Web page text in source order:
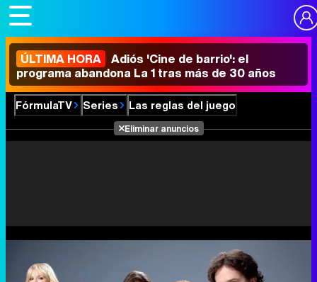
ÚLTIMA HORA Adiós 'Cine de barrio': el
programa abandona La 1 tras más de 30 años
FórmulaTV Series Las reglas del juego
Eliminar anuncios